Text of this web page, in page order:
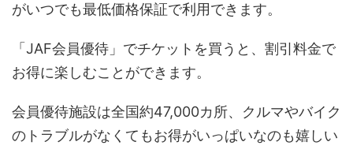
がいつでも最低価格保証で利用できます。
「JAF会員優待」でチケットを買うと、割引料金で
お得に楽しむことができます。
会員優待施設は全国約47,000カ所、クルマやバイク
のトラブルがなくてもお得がいっぱいなのも嬉しい